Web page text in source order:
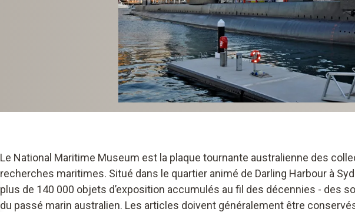
Le National Maritime Museum est la plaque tournante australienne des
recherches maritimes. Situé dans le quartier animé de Darling Harbour à
plus de 140 000 objets d’exposition accumulés au fil des décennies - des
du passé marin australien. Les articles doivent généralement être